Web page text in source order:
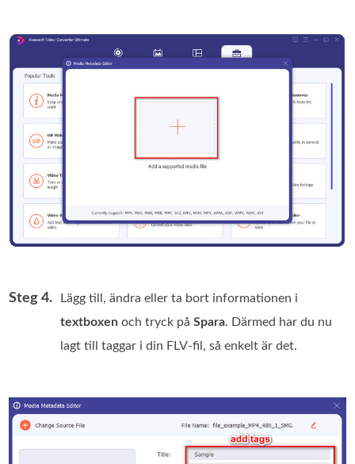
Steg 4.
Lägg till, ändra eller ta bort informationen i
textboxen och tryck påSpara. Därmed har du nu
lagt till taggar i din FLV‑fil, så enkelt är det.